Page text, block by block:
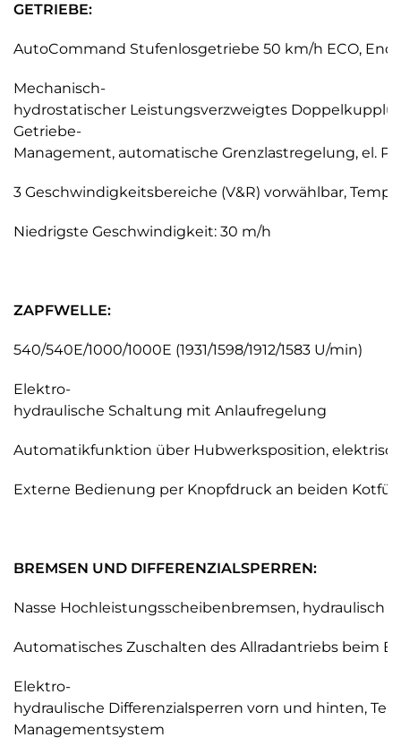
GETRIEBE:
AutoCommand Stufenlosgetriebe 50 km/h ECO,
Mechanisch-
hydrostatischer Leistungsverzweigtes
Getriebe-
Management, automatische Grenzlastregelung, el.
3 Geschwindigkeitsbereiche (V&R) vorwählbar,
Niedrigste Geschwindigkeit: 30 m/h
ZAPFWELLE:
540/540E/1000/1000E (1931/1598/1912/1583 U/min)
Elektro-
hydraulische Schaltung mit Anlaufregelung
Automatikfunktion über Hubwerksposition,
Externe Bedienung per Knopfdruck an beiden
BREMSEN UND DIFFERENZIALSPERREN:
Nasse Hochleistungsscheibenbremsen, hydraulisch
Automatisches Zuschalten des Allradantriebs beim
Elektro-
hydraulische Differenzialsperren vorn und hinten,
Managementsystem